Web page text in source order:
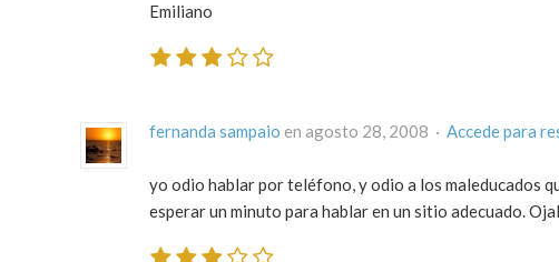
Emiliano
fernanda sampaio en agosto 28, 2008 · Accede para
yo odio hablar por teléfono, y odio a los maleducados
esperar un minuto para hablar en un sitio adecuado.